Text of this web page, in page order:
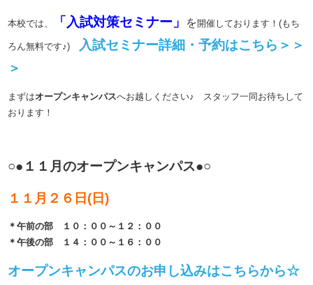
本校では、 「入試対策セミナー」 を開催しております！(もち
ろん無料です♪)
入試セミナー詳細・予約はこちら＞＞
＞
まずはオープンキャンパスへお越しください♪ スタッフ一同お待ちして
おります！
○●１１月のオープンキャンパス●○
１１月２６日(日)
＊午前の部 １０：００～１２：００
＊午後の部 １４：００～１６：００
オープンキャンパスのお申し込みはこちらから☆